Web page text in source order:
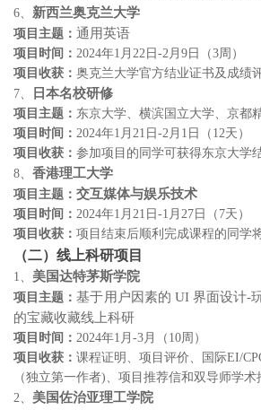
6
新西兰奥克兰大学
项目 主题 ： 通用英语
项目时间： 2024年1 月 22 日-2 月 9日（3 周）
项目收获： 奥克兰大学官方结业证书及成绩
7
日本名校研修
项目 主题 ： 东京大学、横滨国立大学、京都
项目时间： 2024年1 月 21 日-2 月 1 日（ 12天）
项目收获： 参加项目的同学可获得东京大学
8
香港理工大学
项目 主题： 交互媒体与娱乐技术
项目时间： 2024年1 月 21 日-1 月 27日（ 7天）
项目收获： 项目结束后顺利完成课程的同学
（二） 线 上科研项目
1 美国达特茅斯学院
项目主题：基于用户因素的 UI界面设计-
的宝藏收藏线上科研
项目时间： 2024年1 月 -3 月（ 10 周）
项目收获： 课程证明、项目评价、国际EI/
（独立第一作者) 、项目推荐信和双导师学术
2
美国佐治亚理工学院